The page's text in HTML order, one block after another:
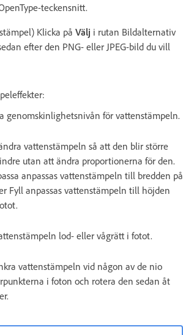
teckensnitt.
Klicka på Välj i rutan Bildalternativ
efter den PNG- eller JPEG-bild du vill
genomskinlighetsnivån för vattenstämpeln.
vattenstämpeln så att den blir större
utan att ändra proportionerna för den.
anpassas vattenstämpeln till bredden på
Fyll anpassas vattenstämpeln till höjden
lod- eller vågrätt i fotot.
vattenstämpeln vid någon av de nio
i foton och rotera den sedan åt